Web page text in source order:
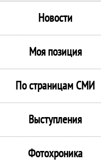
Новости
Моя позиция
По страницам СМИ
Выступления
Фотохроника